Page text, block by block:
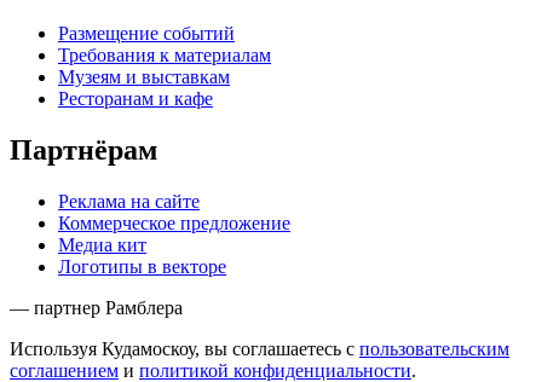
Размещение событий
Требования к материалам
Музеям и выставкам
Ресторанам и кафе
Партнёрам
Реклама на сайте
Коммерческое предложение
Медиа кит
Логотипы в векторе
— партнер Рамблера
Используя Кудамоскоу, вы соглашаетесь с пользовательским
соглашением и политикой конфиденциальности.